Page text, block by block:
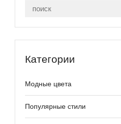
Категории
Модные цвета
Популярные стили